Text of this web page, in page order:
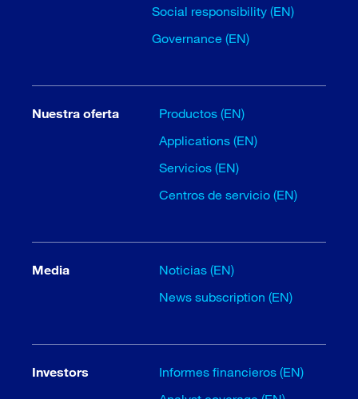
Social responsibility (EN)
Governance (EN)
Nuestra oferta
Productos (EN)
Applications (EN)
Servicios (EN)
Centros de servicio (EN)
Media
Noticias (EN)
News subscription (EN)
Investors
Informes financieros (EN)